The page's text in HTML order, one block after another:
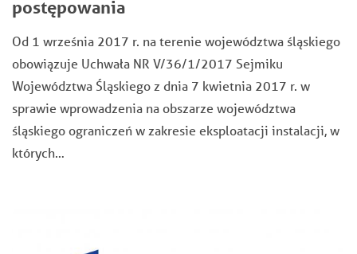
postępowania
Od 1 września 2017 r. na terenie województwa śląskiego
obowiązuje Uchwała NR V/36/1/2017 Sejmiku
Województwa Śląskiego z dnia 7 kwietnia 2017 r. w
sprawie wprowadzenia na obszarze województwa
śląskiego ograniczeń w zakresie eksploatacji instalacji, w
których…